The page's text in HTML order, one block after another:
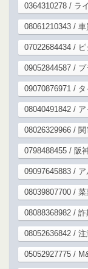
0364310278 / ラ
08061210343 /
07022684434 /
09052844587 /
09070876971 /
08040491842 /
08026329966 /
0798488455 / 阪
09097645883 /
08039807700 /
08088368982 / 詐
08052636842 /
05052927775 /